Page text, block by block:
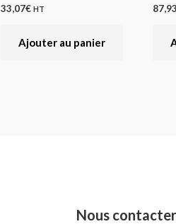
33,07€ HT
Ajouter au panier
87,93
Nous contacter